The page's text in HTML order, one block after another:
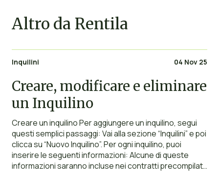
Altro da Rentila
Inquilini 04 Nov 25
Creare, modificare e eliminare
un Inquilino
Creare un inquilino Per aggiungere un inquilino, segui
questi semplici passaggi: Vai alla sezione “Inquilini” e poi
clicca su “Nuovo Inquilino”. Per ogni inquilino, puoi
inserire le seguenti informazioni: Alcune di queste
informazioni saranno incluse nei contratti precompilati